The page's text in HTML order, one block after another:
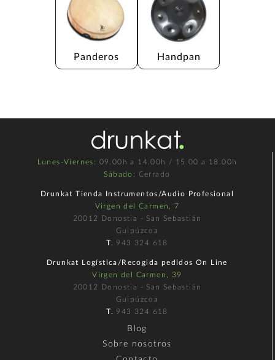
Panderos Handpan
Lunes-Viernes : 09.00h a 14.00h / 15.00 a 18.00h
Sábado : Cerrado
Drunkat Tienda Instrumentos/Audio Profesional
Virgen del Carmen, 7
20012 Donostia - San Sebastián
Guipúzcoa
T. 943 324 618
Drunkat Logística/Recogida pedidos On Line
Virgen del Carmen, 39
20012 Donostia - San Sebastián
Guipúzcoa
T. 943 324 618
Blog
Sobre nosotros